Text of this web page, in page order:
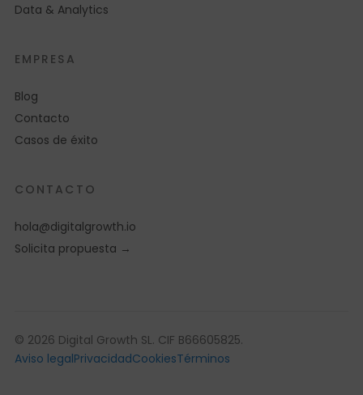
Data & Analytics
EMPRESA
Blog
Contacto
Casos de éxito
CONTACTO
hola@digitalgrowth.io
Solicita propuesta →
© 2026 Digital Growth SL. CIF B66605825.
Aviso legalPrivacidadCookiesTérminos